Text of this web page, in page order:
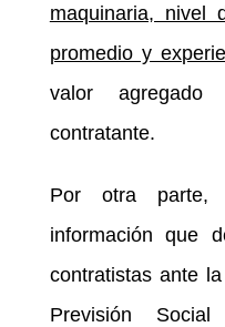
maquinaria, nivel
promedio y
valor
contratante.
Por otra parte,
información que
contratistas ante
Previsión